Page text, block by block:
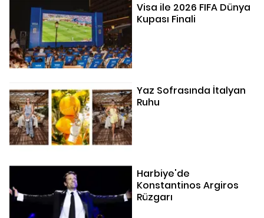
Visa ile 2026 FIFA Dünya
Kupası Finali
Yaz Sofrasında İtalyan
Ruhu
Harbiye'de
Konstantinos Argiros
Rüzgarı